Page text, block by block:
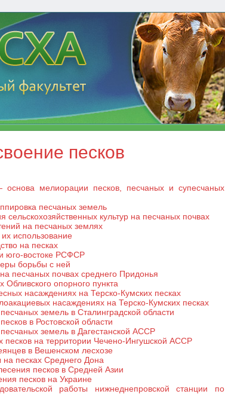
песков
мелиорации песков, песчаных и супесчаных
песчаных земель
сельскохозяйственных культур на песчаных почвах
на песчаных землях
использование
на песках
юго-востоке РСФСР
борьбы с ней
песчаных почвах среднего Придонья
Обливского опорного пункта
насаждениях на Терско-Кумских песках
насаждениях на Терско-Кумских песках
земель в Сталинградской области
в Ростовской области
земель в Дагестанской АССР
песков на территории Чечено-Ингушской АССР
в Вешенском лесхозе
на песках Среднего Дона
песков в Средней Азии
песков на Украине
работы нижнеднепровской станции по